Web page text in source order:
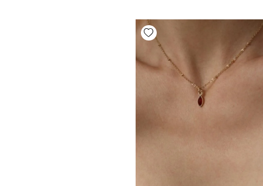
Add wishlist